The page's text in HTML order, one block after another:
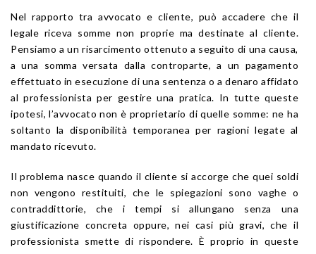
Nel rapporto tra avvocato e cliente, può accadere che il
legale riceva somme non proprie ma destinate al cliente.
Pensiamo a un risarcimento ottenuto a seguito di una causa,
a una somma versata dalla controparte, a un pagamento
effettuato in esecuzione di una sentenza o a denaro affidato
al professionista per gestire una pratica. In tutte queste
ipotesi, l’avvocato non è proprietario di quelle somme: ne ha
soltanto la disponibilità temporanea per ragioni legate al
mandato ricevuto.
Il problema nasce quando il cliente si accorge che quei soldi
non vengono restituiti, che le spiegazioni sono vaghe o
contraddittorie, che i tempi si allungano senza una
giustificazione concreta oppure, nei casi più gravi, che il
professionista smette di rispondere. È proprio in queste